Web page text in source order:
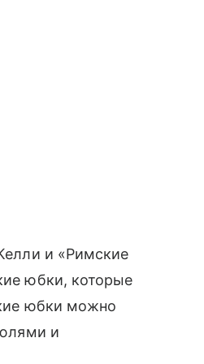
и «Римские
юбки, которые
юбки можно
и